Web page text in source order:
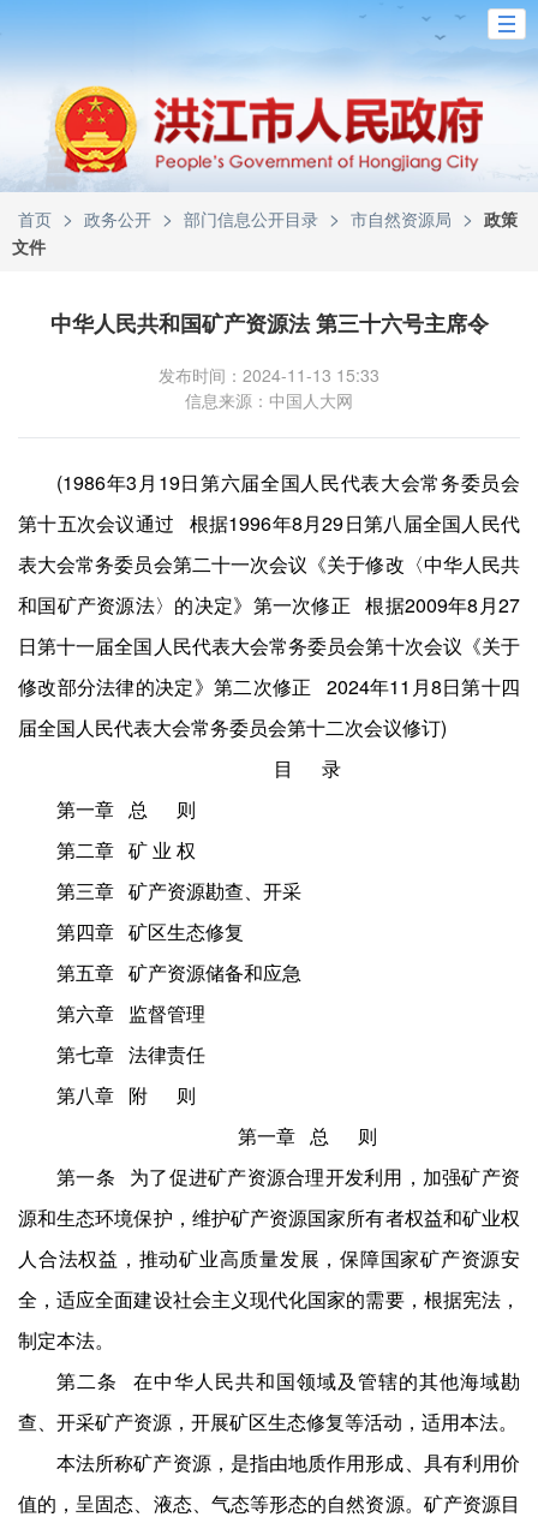
首页 > 政务公开 > 部门信息公开目录 > 市自然资源局 > 政策
文件
中华人民共和国矿产资源法 第三十六号主席令
发布时间：2024-11-13 15:33
信息来源：中国人大网
(1986年3月19日第六届全国人民代表大会常务委员会
第十五次会议通过 根据1996年8月29日第八届全国人民代
表大会常务委员会第二十一次会议《关于修改〈中华人民共
和国矿产资源法〉的决定》第一次修正 根据2009年8月27
日第十一届全国人民代表大会常务委员会第十次会议《关于
修改部分法律的决定》第二次修正 2024年11月8日第十四
届全国人民代表大会常务委员会第十二次会议修订)
目 录
第一章 总 则
第二章 矿 业 权
第三章 矿产资源勘查、开采
第四章 矿区生态修复
第五章 矿产资源储备和应急
第六章 监督管理
第七章 法律责任
第八章 附 则
第一章 总 则
第一条 为了促进矿产资源合理开发利用，加强矿产资
源和生态环境保护，维护矿产资源国家所有者权益和矿业权
人合法权益，推动矿业高质量发展，保障国家矿产资源安
全，适应全面建设社会主义现代化国家的需要，根据宪法，
制定本法。
第二条 在中华人民共和国领域及管辖的其他海域勘
查、开采矿产资源，开展矿区生态修复等活动，适用本法。
本法所称矿产资源，是指由地质作用形成、具有利用价
值的，呈固态、液态、气态等形态的自然资源。矿产资源目